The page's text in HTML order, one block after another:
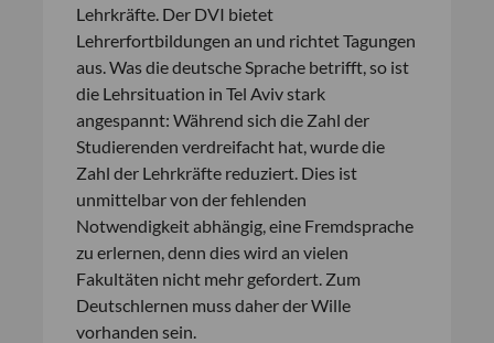
Lehrkräfte. Der DVI bietet
Lehrerfortbildungen an und richtet Tagungen
aus. Was die deutsche Sprache betrifft, so ist
die Lehrsituation in Tel Aviv stark
angespannt: Während sich die Zahl der
Studierenden verdreifacht hat, wurde die
Zahl der Lehrkräfte reduziert. Dies ist
unmittelbar von der fehlenden
Notwendigkeit abhängig, eine Fremdsprache
zu erlernen, denn dies wird an vielen
Fakultäten nicht mehr gefordert. Zum
Deutschlernen muss daher der Wille
vorhanden sein.